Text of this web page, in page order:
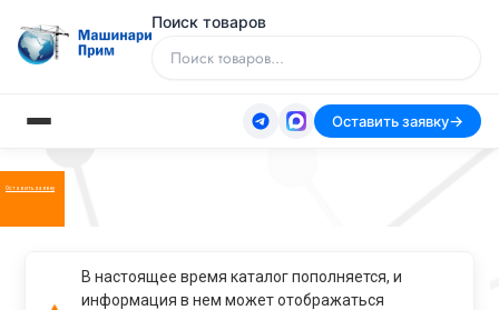
Поиск товаров
Оставить заявку
Оставить заявку
В настоящее время каталог пополняется, и
информация в нем может отображаться